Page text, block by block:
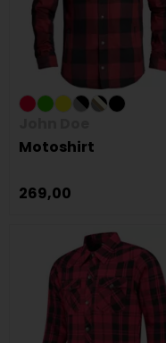
Motoshirt
269,00